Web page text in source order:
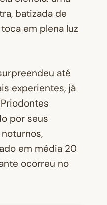
batizada de
em plena luz
até
experientes, já
Priodontes
por seus
em média 20
ocorreu no